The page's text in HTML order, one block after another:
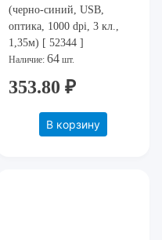
(черно-синий, USB,
оптика, 1000 dpi, 3 кл.,
1,35м) [ 52344 ]
Наличие: 64 шт.
353.80 ₽
В корзину